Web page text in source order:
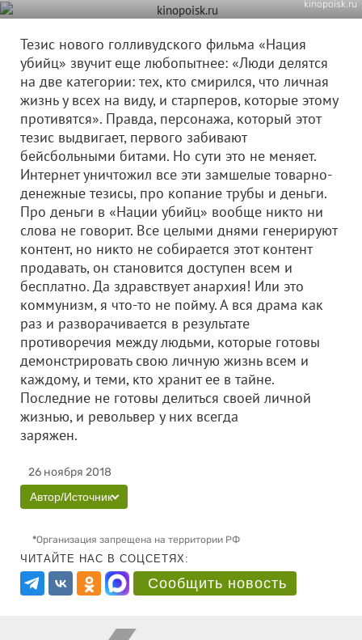
kinopoisk.ru
Тезис нового голливудского фильма «Нация
убийц» звучит еще любопытнее: «Люди делятся
на две категории: тех, кто смирился, что личная
жизнь у всех на виду, и старперов, которые этому
противятся». Правда, персонажа, который этот
тезис выдвигает, первого забивают
бейсбольными битами. Но сути это не меняет.
Интернет уничтожил все эти замшелые товарно-
денежные тезисы, про копание трубы и деньги.
Про деньги в «Нации убийц» вообще никто ни
слова не говорит. Все целыми днями генерируют
контент, но никто не собирается этот контент
продавать, он становится доступен всем и
бесплатно. Да здравствует анархия! Или это
коммунизм, я что-то не пойму. А вся драма как
раз и разворачивается в результате
противоречия между людьми, которые готовы
демонстрировать свою личную жизнь всем и
каждому, и теми, кто хранит ее в тайне.
Последние не готовы делиться своей личной
жизнью, и револьвер у них всегда
заряжен.
26 ноября 2018
Автор/Источник
*Организация запрещена на территории РФ
ЧИТАЙТЕ НАС В СОЦСЕТЯХ:
Сообщить новость